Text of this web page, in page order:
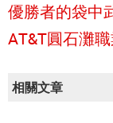
優勝者的袋中
AT&T圓石灘
相關文章